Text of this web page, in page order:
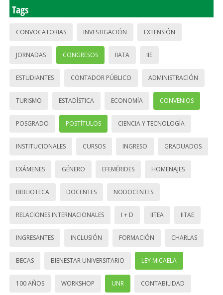
Tags
CONVOCATORIAS INVESTIGACIÓN EXTENSIÓN
JORNADAS CONGRESOS IIATA IIE
ESTUDIANTES CONTADOR PÚBLICO ADMINISTRACIÓN
TURISMO ESTADÍSTICA ECONOMÍA CONVENIOS
POSGRADO POSTÍTULOS CIENCIA Y TECNOLOGÍA
INSTITUCIONALES CURSOS INGRESO GRADUADOS
EXÁMENES GÉNERO EFEMÉRIDES HOMENAJES
BIBLIOTECA DOCENTES NODOCENTES
RELACIONES INTERNACIONALES I + D IITEA IITAE
INGRESANTES INCLUSIÓN FORMACIÓN CHARLAS
BECAS BIENESTAR UNIVERSITARIO LEY MICAELA
100 AÑOS WORKSHOP UNR CONTABILIDAD